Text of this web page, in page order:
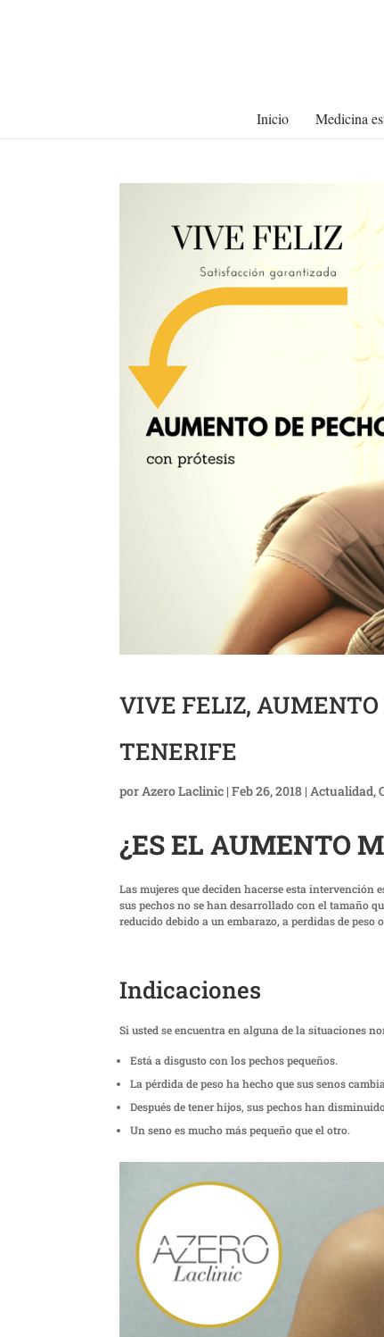
Inicio Medicina
VIVE FELIZ, AUMENTO
TENERIFE
por Azero Laclinic |Feb 26, 2018 | Actualidad,
¿ES EL AUMENTO
Las mujeres que deciden hacerse esta intervención
sus pechos no se han desarrollado con el tamaño
reducido debido a un embarazo, a perdidas de peso
Indicaciones
Si usted se encuentra en alguna de la situaciones
Está a disgusto con los pechos pequeños.
La pérdida de peso ha hecho que sus senos
Después de tener hijos, sus pechos han
Un seno es mucho más pequeño que el otro.